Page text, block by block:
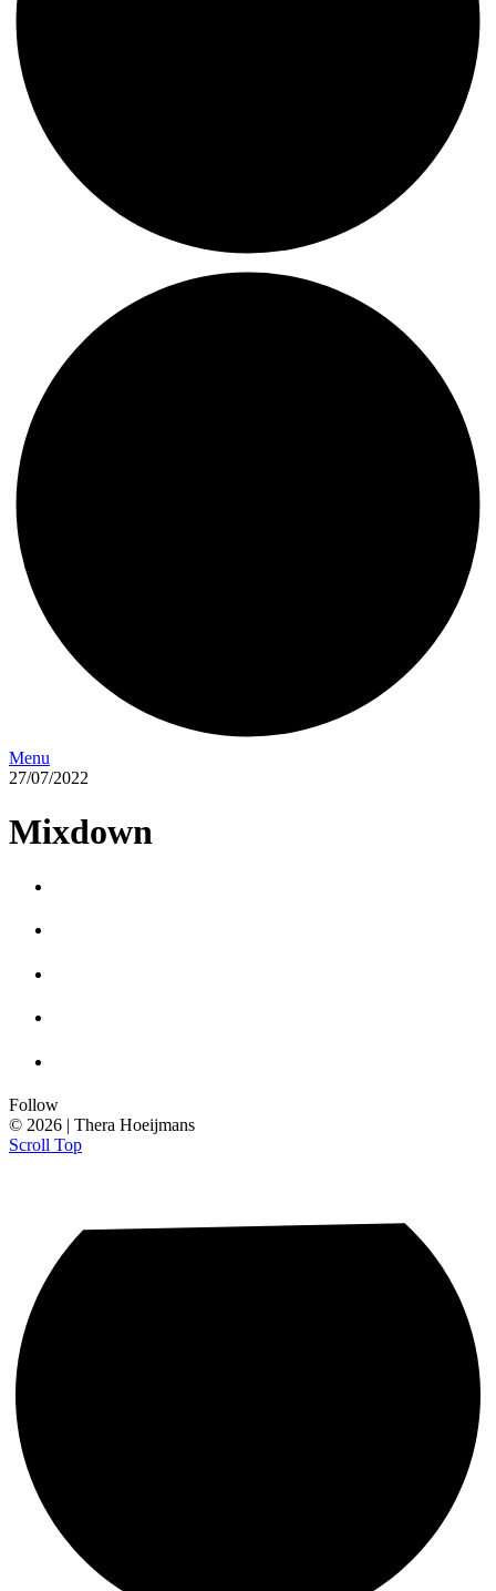
Menu
27/07/2022
Mixdown
Follow
© 2026 | Thera Hoeijmans
Scroll Top